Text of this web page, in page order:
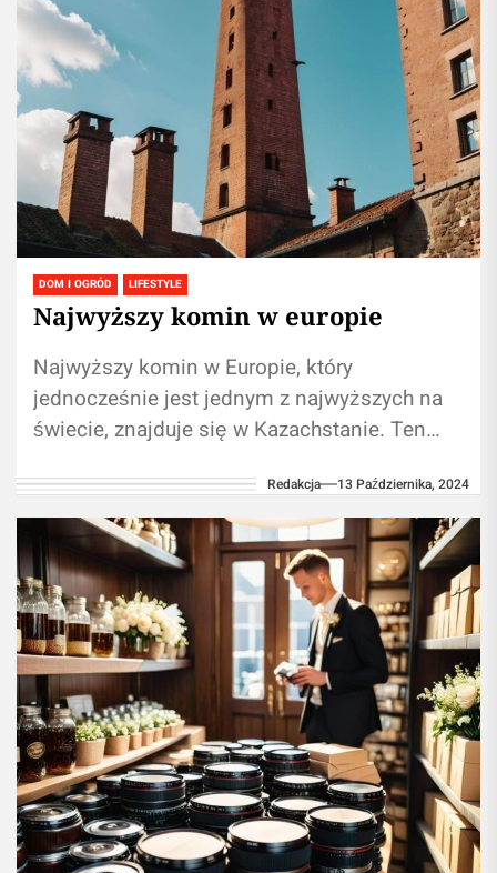
DOM I OGRÓD LIFESTYLE
Najwyższy komin w europie
Najwyższy komin w Europie, który
jednocześnie jest jednym z najwyższych na
świecie, znajduje się w Kazachstanie. Ten
GRES-2 w mieście...
Redakcja 13 Października, 2024